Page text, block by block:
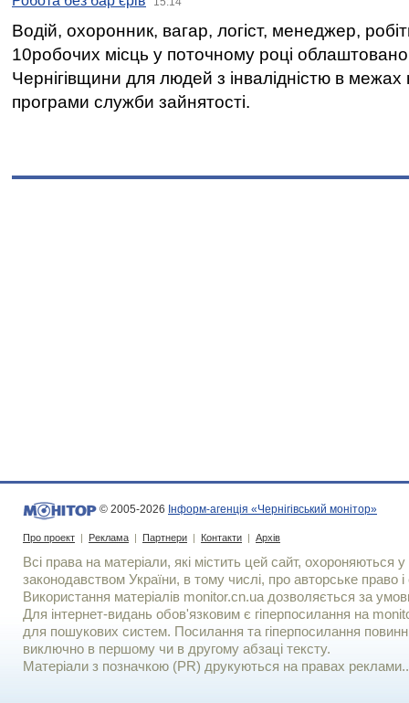
Водій, охоронник, вагар, логіст, менеджер,
10робочих місць у поточному році
Чернігівщини для людей з інвалідністю в межах
програми служби зайнятості.
© 2005-2026 Інформ-агенція «Чернігівський монітор»
Про проект | Реклама | Партнери | Контакти | Архів
Всі права на матеріали, які містить цей сайт, охороняються у
законодавством України, в тому числі, про авторське право і
Використання матерiалiв monitor.cn.ua дозволяється за
Для iнтернет-видань обов'язковим є гiперпосилання на
для пошукових систем. Посилання та гіперпосилання
виключно в першому чи в другому абзаці тексту.
Матеріали з позначкою (PR) друкуються на правах реклами..